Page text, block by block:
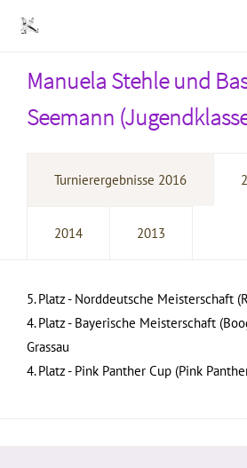
Manuela Stehle und
Seemann
Turnierergebnisse 2016
2014 2013
5. Platz - Norddeutsche Meisterschaft
4. Platz - Bayerische Meisterschaft
Grassau
4. Platz - Pink Panther Cup (Pink